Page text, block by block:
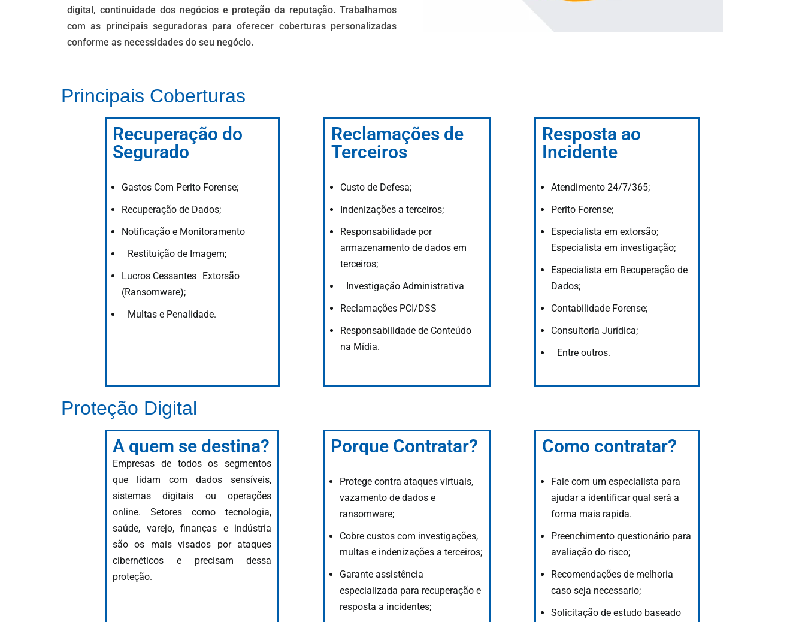
digital, continuidade dos negócios e proteção da reputação. Trabalhamos
com as principais seguradoras para oferecer coberturas personalizadas
conforme as necessidades do seu negócio.
Principais Coberturas
Recuperação do
Segurado
Gastos Com Perito Forense;
Recuperação de Dados;
Notificação e Monitoramento
Restituição de Imagem;
Lucros Cessantes Extorsão
(Ransomware);
Multas e Penalidade.
Reclamações de
Terceiros
Custo de Defesa;
Indenizações a terceiros;
Responsabilidade por
armazenamento de dados em
terceiros;
Investigação Administrativa
Reclamações PCI/DSS
Responsabilidade de Conteúdo
na Mídia.
Resposta ao
Incidente
Atendimento 24/7/365;
Perito Forense;
Especialista em extorsão;
Especialista em investigação;
Especialista em Recuperação de
Dados;
Contabilidade Forense;
Consultoria Jurídica;
Entre outros.
Proteção Digital
A quem se destina?
Empresas de todos os segmentos
que lidam com dados sensíveis,
sistemas digitais ou operações
online. Setores como tecnologia,
saúde, varejo, finanças e indústria
são os mais visados por ataques
cibernéticos e precisam dessa
proteção.
Porque Contratar?
Protege contra ataques virtuais,
vazamento de dados e
ransomware;
Cobre custos com investigações,
multas e indenizações a terceiros;
Garante assistência
especializada para recuperação e
resposta a incidentes;
Como contratar?
Fale com um especialista para
ajudar a identificar qual será a
forma mais rapida.
Preenchimento questionário para
avaliação do risco;
Recomendações de melhoria
caso seja necessario;
Solicitação de estudo baseado